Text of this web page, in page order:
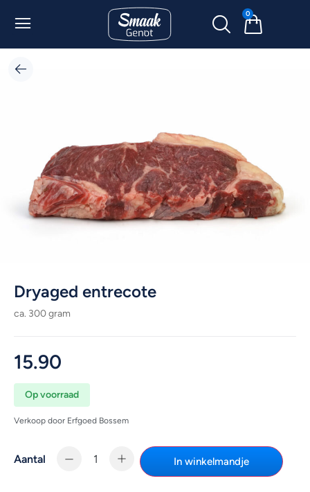
0
Dryaged entrecote
ca. 300 gram
15.90
Op voorraad
Verkoop door Erfgoed Bossem
Aantal In winkelmandje